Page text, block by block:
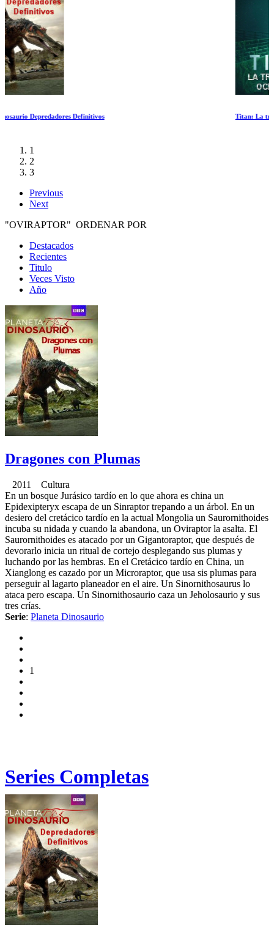
Titan: La tragedia de OceanGate
1
2
3
Previous
Next
"OVIRAPTOR" ORDENAR POR
Destacados
Recientes
Titulo
Veces Visto
Año
Dragones con Plumas
2011 Cultura
En un bosque Jurásico tardío en lo que ahora es china un
Epidexipteryx escapa de un Sinraptor trepando a un árbol. En un
desiero del cretácico tardío en la actual Mongolia un Saurornithoides
incuba su nidada y cuando la abandona, un Oviraptor la asalta. El
Saurornithoides es atacado por un Gigantoraptor, que después de
devorarlo inicia un ritual de cortejo desplegando sus plumas y
luchando por las hembras. En el Cretácico tardío en China, un
Xianglong es cazado por un Microraptor, que usa sis plumas para
perseguir al lagarto planeador en el aire. Un Sinornithosaurus lo
ataca pero escapa. Un Sinornithosaurio caza un Jeholosaurio y sus
tres crías.
Serie: Planeta Dinosaurio
1
Series Completas